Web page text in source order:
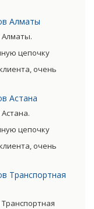
товара.
Алматы
цепочку
очень
товара.
Астана
цепочку
очень
товара.
Транспортная